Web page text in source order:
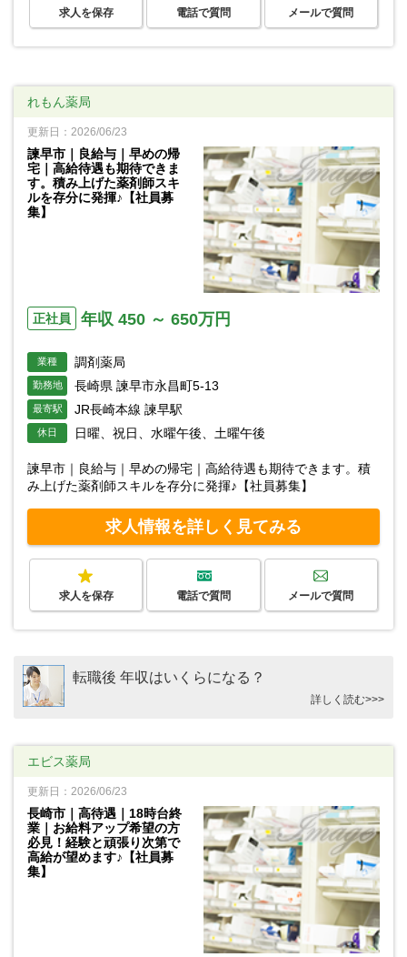
求人を保存 電話で質問 メールで質問
れもん薬局
更新日：2026/06/23
諫早市｜良給与｜早めの帰
宅｜高給待遇も期待できま
す。積み上げた薬剤師スキ
ルを存分に発揮♪【社員募
集】
正社員 年収 450 ～ 650万円
業種 調剤薬局
勤務地 長崎県 諫早市永昌町5-13
最寄駅 JR長崎本線 諫早駅
休日 日曜、祝日、水曜午後、土曜午後
諫早市｜良給与｜早めの帰宅｜高給待遇も期待できます。積
み上げた薬剤師スキルを存分に発揮♪【社員募集】
求人情報を詳しく見てみる
求人を保存 電話で質問 メールで質問
転職後 年収はいくらになる？
詳しく読む>>>
エビス薬局
更新日：2026/06/23
長崎市｜高待遇｜18時台終
業｜お給料アップ希望の方
必見！経験と頑張り次第で
高給が望めます♪【社員募
集】